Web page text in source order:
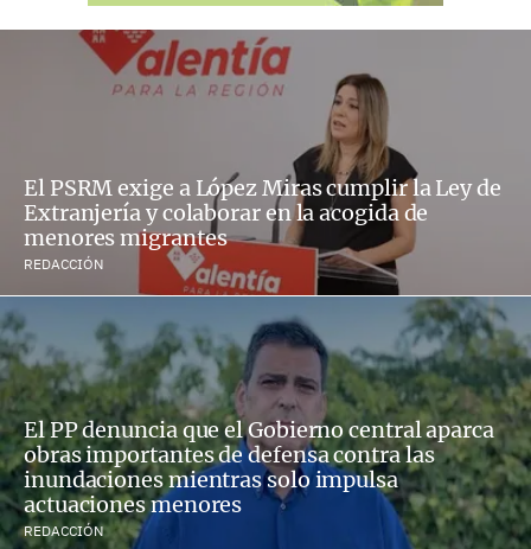
El PSRM exige a López Miras cumplir la Ley de
Extranjería y colaborar en la acogida de
menores migrantes
REDACCIÓN
El PP denuncia que el Gobierno central aparca
obras importantes de defensa contra las
inundaciones mientras solo impulsa
actuaciones menores
REDACCIÓN